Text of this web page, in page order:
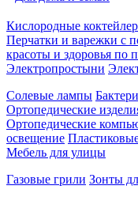
Кислородные
Перчатки и варежки с
красоты и здоровья по
Электропростыни
Солевые лампы
Ортопедические
Ортопедические
освещение
Мебель для улицы
Газовые грили Зонты